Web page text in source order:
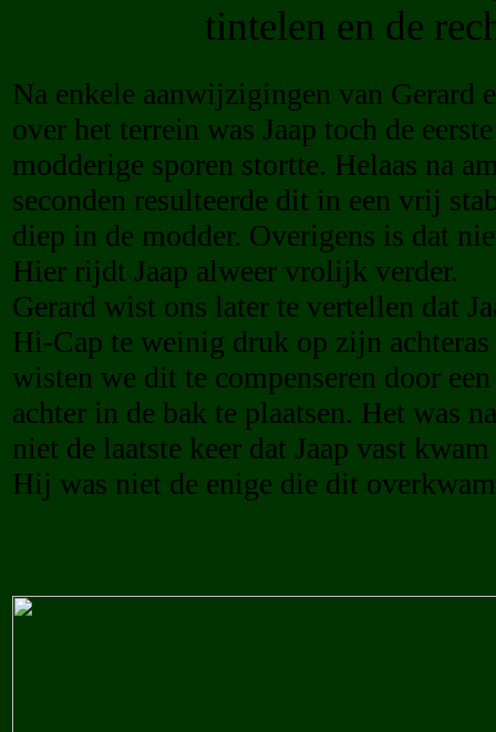
tintelen en de
Na enkele aanwijzigingen van Gerard
over het terrein was Jaap toch de
modderige sporen stortte. Helaas na
seconden resulteerde dit in een vrij
diep in de modder. Overigens is dat
Hier rijdt Jaap alweer vrolijk verder.
Gerard wist ons later te vertellen dat
Hi-Cap te weinig druk op zijn achteras
wisten we dit te compenseren door
achter in de bak te plaatsen. Het was
niet de laatste keer dat Jaap vast
Hij was niet de enige die dit